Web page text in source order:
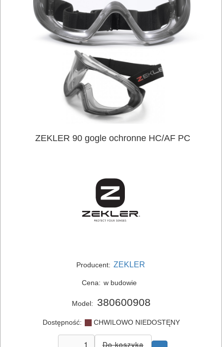
ELEKTRONARZĘDZIA
ELEKTRONARZĘDZIA
AKUMULATOROWE
ELEKTRONARZĘDZI
MAGAZYNOWANIE
TRANSPORTOWANIE
ZEKLER 90 gogle ochronne HC/AF PC
Producent: ZEKLER
Cena: w budowie
Model: 380600908
Dostępność: CHWILOWO NIEDOSTĘNY